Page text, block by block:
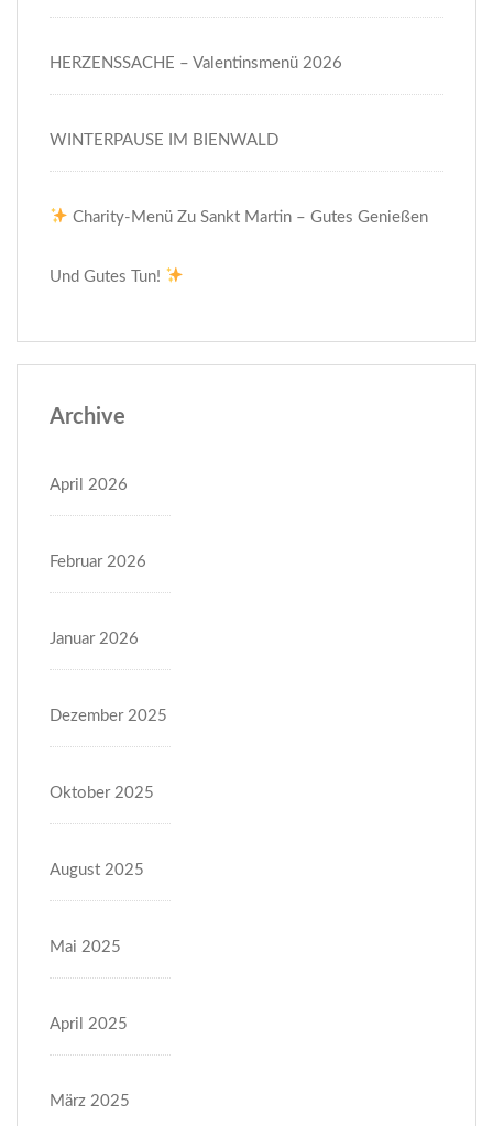
HERZENSSACHE – Valentinsmenü 2026
WINTERPAUSE IM BIENWALD
Charity-Menü Zu Sankt Martin – Gutes Genießen
Und Gutes Tun!
Archive
April 2026
Februar 2026
Januar 2026
Dezember 2025
Oktober 2025
August 2025
Mai 2025
April 2025
März 2025